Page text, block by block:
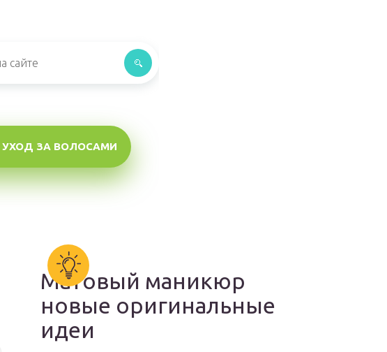
УХОД ЗА ВОЛОСАМИ
Матовый маникюр
новые оригинальные
идеи